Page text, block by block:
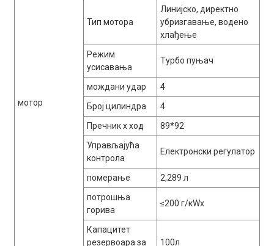
мотор
Тип мотора
Линијско, директно
убризгавање, водено
хлађење
Режим
усисавања
Турбо пуњач
мождани удар
4
Број цилиндра
4
Пречник x ход
89*92
Управљајућа
контрола
Електронски регулатор
померање
2,289 л
потрошња
горива
≤200 г/кWх
Капацитет
резервоара за
100л